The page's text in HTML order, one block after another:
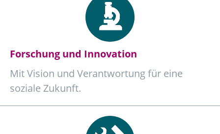
Forschung und Innovation
Mit Vision und Verantwortung für eine
soziale Zukunft.